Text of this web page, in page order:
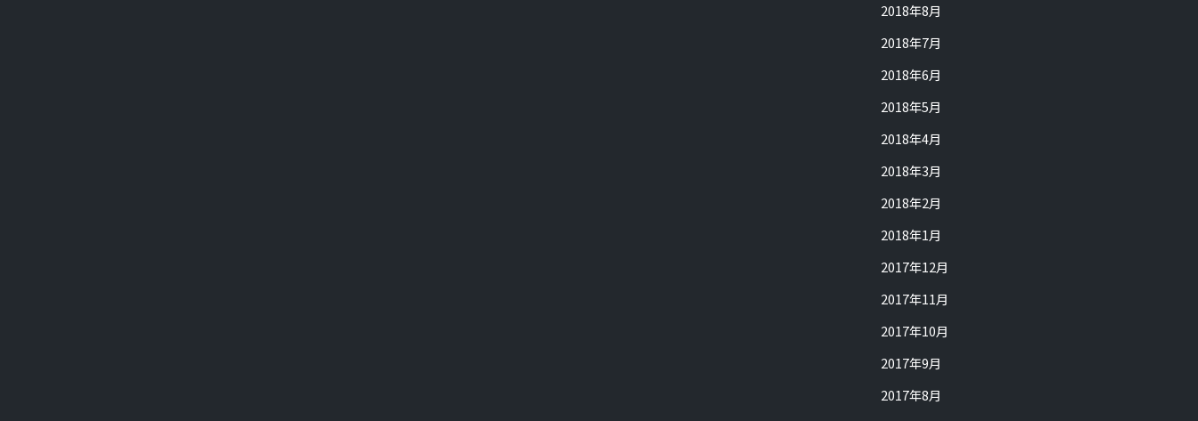
2018年8月
2018年7月
2018年6月
2018年5月
2018年4月
2018年3月
2018年2月
2018年1月
2017年12月
2017年11月
2017年10月
2017年9月
2017年8月